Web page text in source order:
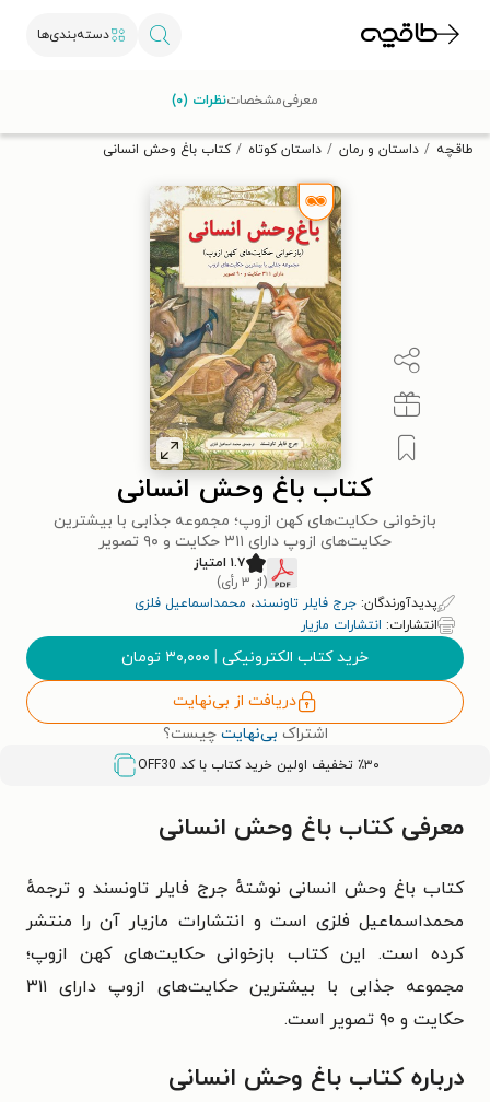
دسته‌بندی‌ها
تخفیف از طاقچه دریافت کن.
طاقچه داستان و رمان داستان کوتاه کتاب باغ وحش انسانی
کتاب باغ وحش انسانی
بازخوانی حکایت‌های کهن ازوپ؛ مجموعه جذابی با بیشترین
حکایت‌های ازوپ دارای ۳۱۱ حکایت و ۹۰ تصویر
۱.۷ امتیاز
(از ۳ رأی)
پدیدآورندگان: جرج فایلر تاونسند، محمداسماعیل فلزی
انتشارات: انتشارات مازیار
خرید کتاب الکترونیکی | ۳۰,۰۰۰ تومان
دریافت از بی‌نهایت
اشتراک بی‌نهایت چیست؟
٪۳۰ تخفیف اولین خرید کتاب با کد OFF30
معرفیمشخصاتنظرات (۰)
معرفی کتاب باغ وحش انسانی
کتاب باغ وحش انسانی نوشتهٔ جرج فایلر تاونسند و ترجمهٔ
محمداسماعیل فلزی است و انتشارات مازیار آن را منتشر
کرده است. این کتاب بازخوانی حکایت‌های کهن ازوپ؛
مجموعه جذابی با بیشترین حکایت‌های ازوپ دارای ۳۱۱
حکایت و ۹۰ تصویر است.
درباره کتاب باغ وحش انسانی